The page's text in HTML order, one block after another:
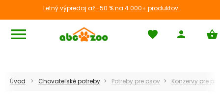
Letný výpredaj až -50 % na 4 000+ produktov.
menu favorite person shopping_basket
Úvod Chovateľské potreby Potreby pre psov Konzervy pre